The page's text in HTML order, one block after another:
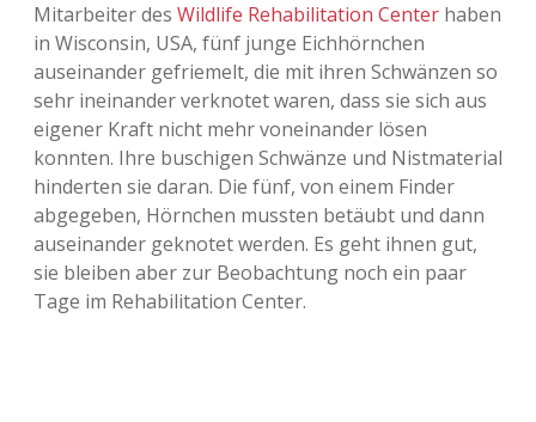
Kopfkinomusik
Nur mal so
Täglicher Sinnwahn
Visuelles
Wandnotizen
Adventskalender 2010
Adventskalender 2011
Adventskalender 2012
Adventskalender 2013
Adventskalender 2014
Adventskalender 2015
facebookinstagram
rss soundcloud
vimeoBluesky
Mitarbeiter des Wildlife Rehabilitation Center haben
in Wisconsin, USA, fünf junge Eichhörnchen
auseinander gefriemelt, die mit ihren Schwänzen so
sehr ineinander verknotet waren, dass sie sich aus
eigener Kraft nicht mehr voneinander lösen
konnten. Ihre buschigen Schwänze und Nistmaterial
hinderten sie daran. Die fünf, von einem Finder
abgegeben, Hörnchen mussten betäubt und dann
auseinander geknotet werden. Es geht ihnen gut,
sie bleiben aber zur Beobachtung noch ein paar
Tage im Rehabilitation Center.